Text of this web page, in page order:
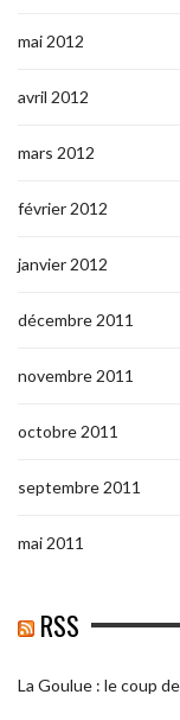
mai 2012
avril 2012
mars 2012
février 2012
janvier 2012
décembre 2011
novembre 2011
octobre 2011
septembre 2011
mai 2011
RSS
La Goulue : le coup